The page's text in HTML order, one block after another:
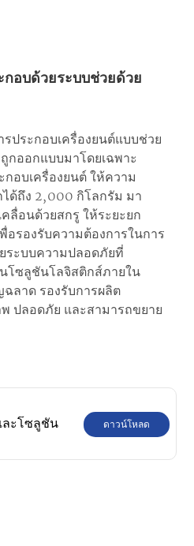
อบด้วยระบบช่วยด้วย
ประกอบเครื่องยนต์แบบช่วย
กออกแบบมาโดยเฉพาะ
อบเครื่องยนต์ ให้ความ
ด้ถึง 2,000 กิโลกรัม มา
ลื่อนด้วยสกรู ให้ระยะยก
อรองรับความต้องการในการ
ระบบความปลอดภัยที่
โซลูชันโลจิสติกส์ภายใน
ลาด รองรับการผลิต
ปลอดภัย และสามารถขยาย
ละโซลูชัน ดาวน์โหลด